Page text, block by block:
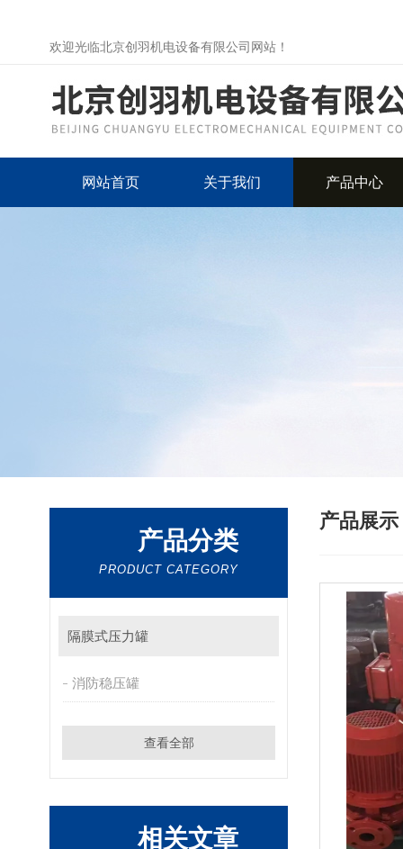
欢迎光临北京创羽机电设备有限公司网站！
网站首页 关于我们 产品中心
产品分类
PRODUCT CATEGORY
隔膜式压力罐
消防稳压罐
查看全部
相关文章
产品展示